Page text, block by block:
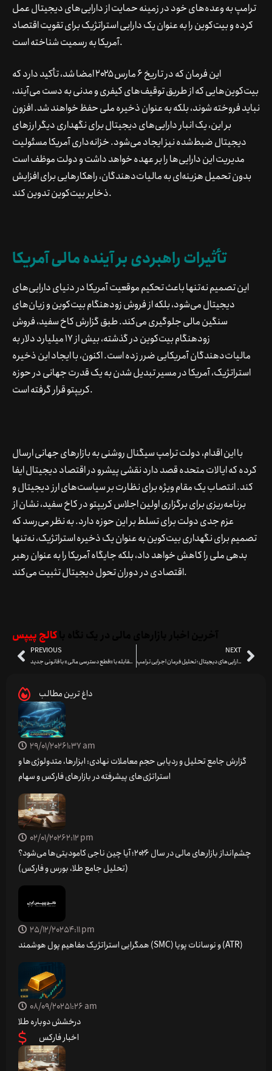
ترامپ به وعده‌های خود در زمینه حمایت از دارایی‌های دیجیتال عمل
کرده و بیت‌کوین را به عنوان یک دارایی استراتژیک برای تقویت اقتصاد
آمریکا به رسمیت شناخته است.
این فرمان که در تاریخ ۶ مارس ۲۰۲۵ امضا شد، تأکید دارد که
بیت‌کوین‌هایی که از طریق توقیف‌های کیفری و مدنی به دست می‌آیند،
نباید فروخته شوند، بلکه به عنوان ذخیره ملی حفظ خواهند شد. افزون
بر این، یک انبار دارایی‌های دیجیتال برای نگهداری دیگر ارزهای
دیجیتال ضبط‌شده نیز ایجاد می‌شود. خزانه‌داری آمریکا مسئولیت
مدیریت این دارایی‌ها را بر عهده خواهد داشت و دولت موظف است
بدون تحمیل هزینه‌ای به مالیات‌دهندگان، راهکارهایی برای افزایش
ذخایر بیت‌کوین تدوین کند.
تأثیرات راهبردی بر آینده مالی آمریکا
این تصمیم نه‌تنها باعث تحکیم موقعیت آمریکا در دنیای دارایی‌های
دیجیتال می‌شود، بلکه از فروش زودهنگام بیت‌کوین و زیان‌های
سنگین مالی جلوگیری می‌کند. طبق گزارش کاخ سفید، فروش
زودهنگام بیت‌کوین در گذشته، بیش از ۱۷ میلیارد دلار به
مالیات‌دهندگان آمریکایی ضرر زده است. اکنون، با ایجاد این ذخیره
استراتژیک، آمریکا در مسیر تبدیل شدن به یک قدرت جهانی در حوزه
کریپتو قرار گرفته است.
با این اقدام، دولت ترامپ سیگنال روشنی به بازارهای جهانی ارسال
کرده که ایالات متحده قصد دارد نقشی پیشرو در اقتصاد دیجیتال ایفا
کند. انتصاب یک مقام ویژه برای نظارت بر سیاست‌های ارز دیجیتال و
برنامه‌ریزی برای برگزاری اولین اجلاس کریپتو در کاخ سفید، نشان از
عزم جدی دولت برای تسلط بر این حوزه دارد. به نظر می‌رسد که
تصمیم برای نگهداری بیت‌کوین به عنوان یک ذخیره استراتژیک، نه‌تنها
بدهی ملی را کاهش خواهد داد، بلکه جایگاه آمریکا را به عنوان رهبر
اقتصادی در دوران تحول دیجیتال تثبیت می‌کند.
کالج پیپس
PREVIOUS
تلاش سناتورهای آمریکایی برای مقابله با «قطع دسترسی مالی» با قانونی جدید!
NEXT
ذخیره‌گاه بیت‌کوین آمریکا و انبار دارایی‌های دیجیتال؛ تحلیل فرمان اجرایی ترامپ
داغ ترین مطالب
29/01/20261:37 am
گزارش جامع تحلیل و ردیابی حجم معاملات نهادی: ابزارها، متدولوژی‌ها و
استراتژی‌های پیشرفته در بازارهای فارکس و سهام
02/01/20262:12 pm
چشم‌انداز بازارهای مالی در سال ۲۰۲۶؛ آیا چین ناجی کامودیتی‌ها می‌شود؟
(تحلیل جامع طلا، بورس و فارکس)
25/12/20254:11 pm
همگرایی استراتژیک مفاهیم پول هوشمند (SMC) و نوسانات پویا (ATR)
08/09/20251:26 am
درخشش دوباره طلا
اخبار فارکس